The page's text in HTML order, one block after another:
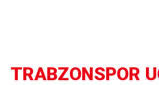
TRABZONSPOR